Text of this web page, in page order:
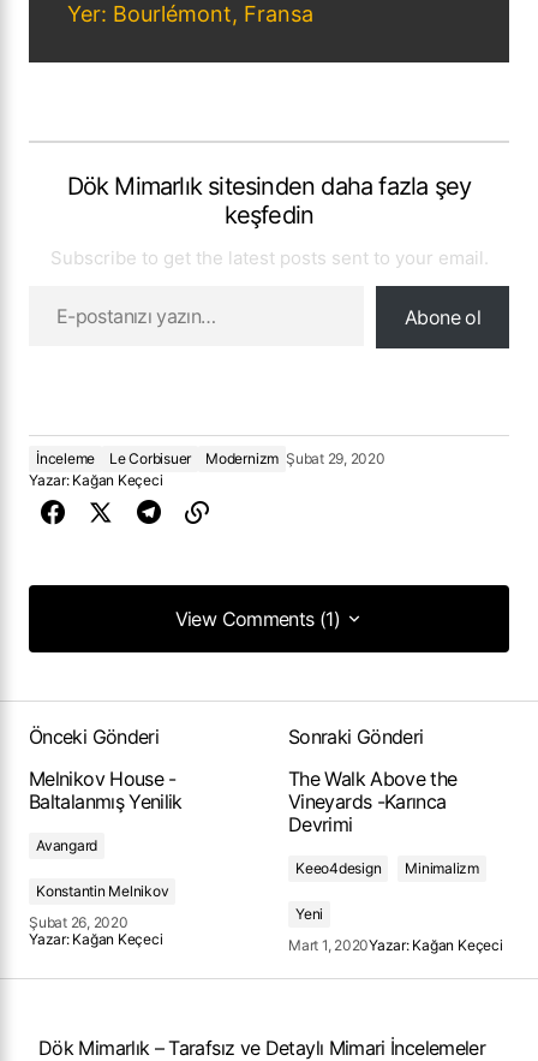
Yer: Bourlémont, Fransa
Dök Mimarlık sitesinden daha fazla şey
keşfedin
Subscribe to get the latest posts sent to your email.
Abone ol
İnceleme Le Corbisuer Modernizm Şubat 29, 2020
Yazar: Kağan Keçeci
View Comments (1)
View Comments (1)
Önceki Gönderi
Melnikov House -
Baltalanmış Yenilik
Avangard
Konstantin Melnikov
Şubat 26, 2020
Yazar: Kağan Keçeci
Sonraki Gönderi
The Walk Above the
Vineyards -Karınca
Devrimi
Keeo4design Minimalizm
Yeni
Mart 1, 2020Yazar: Kağan Keçeci
Dök Mimarlık – Tarafsız ve Detaylı Mimari İncelemeler